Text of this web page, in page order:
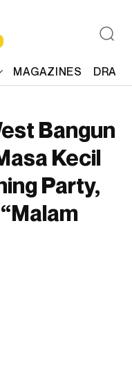
MAGAZINES
Bangun
Kecil
Party,